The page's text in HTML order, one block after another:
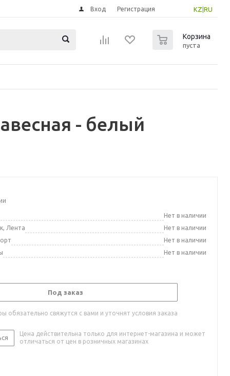
KZ RU
Вход Регистрация
Корзина
пуста
- белый
Нет в наличии
Лента
Нет в наличии
Нет в наличии
Нет в наличии
Под заказ
обязательно свяжутся с вами и уточнят условия заказа
Цена действительна только для интернет-магазина и может
отличаться от цен в розничных магазинах